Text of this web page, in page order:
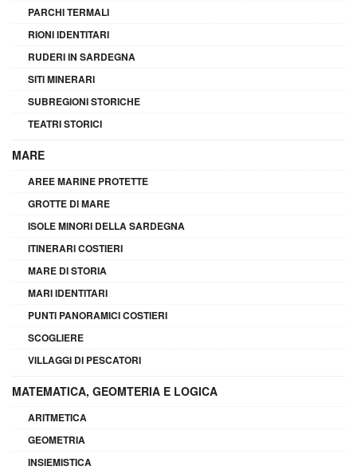
PARCHI TERMALI
RIONI IDENTITARI
RUDERI IN SARDEGNA
SITI MINERARI
SUBREGIONI STORICHE
TEATRI STORICI
MARE
AREE MARINE PROTETTE
GROTTE DI MARE
ISOLE MINORI DELLA SARDEGNA
ITINERARI COSTIERI
MARE DI STORIA
MARI IDENTITARI
PUNTI PANORAMICI COSTIERI
SCOGLIERE
VILLAGGI DI PESCATORI
MATEMATICA, GEOMTERIA E LOGICA
ARITMETICA
GEOMETRIA
INSIEMISTICA